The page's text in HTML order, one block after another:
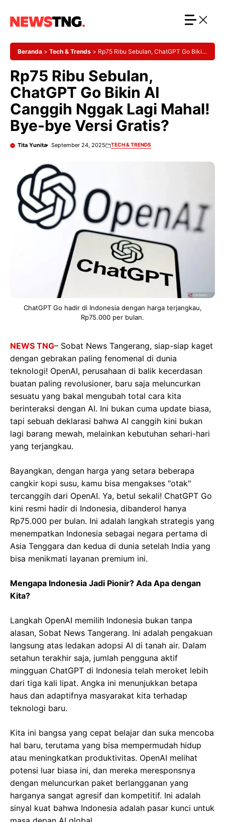
Beranda > Tech & Trends > Rp75 Ribu Sebulan, ChatGPT Go Bikin
Rp75 Ribu Sebulan,
ChatGPT Go Bikin AI
Canggih Nggak Lagi Mahal!
Bye-bye Versi Gratis?
Tita Yunita September 24, 2025 TECH & TRENDS
ChatGPT Go hadir di Indonesia dengan harga terjangkau,
Rp75.000 per bulan.
NEWS TNG– Sobat News Tangerang, siap-siap kaget
dengan gebrakan paling fenomenal di dunia
teknologi! OpenAI, perusahaan di balik kecerdasan
buatan paling revolusioner, baru saja meluncurkan
sesuatu yang bakal mengubah total cara kita
berinteraksi dengan AI. Ini bukan cuma update biasa,
tapi sebuah deklarasi bahwa AI canggih kini bukan
lagi barang mewah, melainkan kebutuhan sehari-hari
yang terjangkau.
Bayangkan, dengan harga yang setara beberapa
cangkir kopi susu, kamu bisa mengakses "otak"
tercanggih dari OpenAI. Ya, betul sekali! ChatGPT Go
kini resmi hadir di Indonesia, dibanderol hanya
Rp75.000 per bulan. Ini adalah langkah strategis yang
menempatkan Indonesia sebagai negara pertama di
Asia Tenggara dan kedua di dunia setelah India yang
bisa menikmati layanan premium ini.
Mengapa Indonesia Jadi Pionir? Ada Apa dengan
Kita?
Langkah OpenAI memilih Indonesia bukan tanpa
alasan, Sobat News Tangerang. Ini adalah pengakuan
langsung atas ledakan adopsi AI di tanah air. Dalam
setahun terakhir saja, jumlah pengguna aktif
mingguan ChatGPT di Indonesia telah meroket lebih
dari tiga kali lipat. Angka ini menunjukkan betapa
haus dan adaptifnya masyarakat kita terhadap
teknologi baru.
Kita ini bangsa yang cepat belajar dan suka mencoba
hal baru, terutama yang bisa mempermudah hidup
atau meningkatkan produktivitas. OpenAI melihat
potensi luar biasa ini, dan mereka meresponsnya
dengan meluncurkan paket berlangganan yang
harganya sangat agresif dan kompetitif. Ini adalah
sinyal kuat bahwa Indonesia adalah pasar kunci untuk